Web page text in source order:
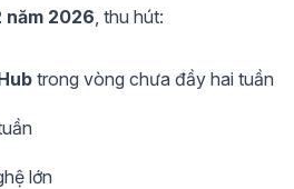
2026 , thu hút:
trong vòng chưa đầy hai tuần
lớn